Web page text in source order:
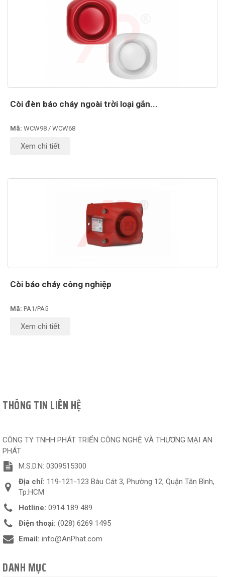
Còi đèn báo cháy ngoài trời loại gắn...
Mã: WCW98 / WCW68
Xem chi tiết
Còi báo cháy công nghiệp
Mã: PA1/PA5
Xem chi tiết
THÔNG TIN LIÊN HỆ
CÔNG TY TNHH PHÁT TRIỂN CÔNG NGHỆ VÀ THƯƠNG MẠI AN
PHÁT
M.S.D.N: 0309515300
Địa chỉ: 119-121-123 Bàu Cát 3, Phường 12, Quận Tân Bình,
Tp.HCM
Hotline: 0914 189 489
Điện thoại: (028) 6269 1495
Email: info@AnPhat.com
DANH MỤC